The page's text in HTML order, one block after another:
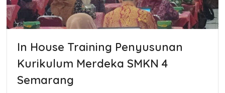
In House Training Penyusunan
Kurikulum Merdeka SMKN 4
Semarang